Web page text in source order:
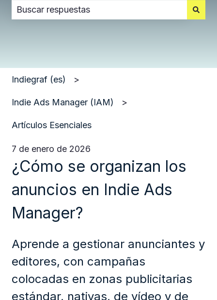
Indiegraf (es)
Indie Ads Manager (IAM)
Artículos Esenciales
7 de enero de 2026
¿Cómo se organizan los
anuncios en Indie Ads
Manager?
Aprende a gestionar anunciantes y
editores, con campañas
colocadas en zonas publicitarias
estándar, nativas, de vídeo y de